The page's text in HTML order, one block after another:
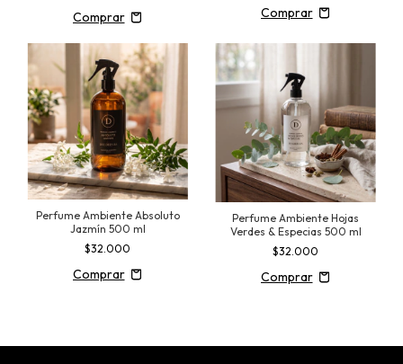
Perfume Ambiente Absoluto
Jazmín 500 ml
$32.000
Perfume Ambiente Hojas
Verdes & Especias 500 ml
$32.000